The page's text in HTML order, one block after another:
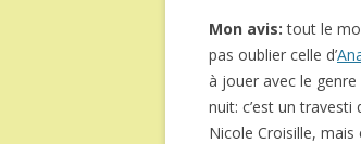
Mon avis: tout le
pas oublier celle d’
à jouer avec le
nuit: c’est un
Nicole Croisille,